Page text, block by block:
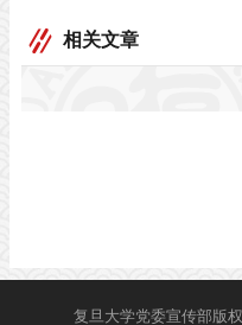
相关文章
复旦大学党委宣传部版